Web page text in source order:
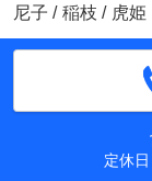
尼子 / 稲枝 / 虎姫
定休日